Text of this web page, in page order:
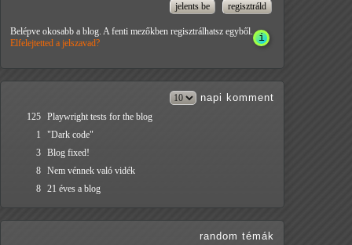
Belépve okosabb a blog. A fenti mezőkben regisztrálhatsz egyből.
Elfelejtetted a jelszavad?
napi komment
125 Playwright tests for the blog
1
"Dark code"
3 Blog fixed!
8 Nem vénnek való vidék
8 21 éves a blog
random témák